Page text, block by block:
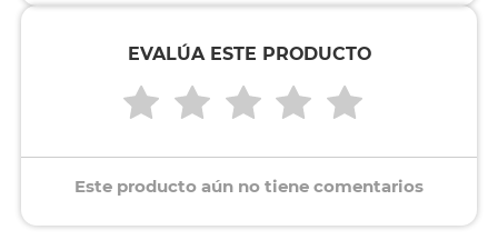
EVALÚA ESTE PRODUCTO
Este producto aún no tiene comentarios